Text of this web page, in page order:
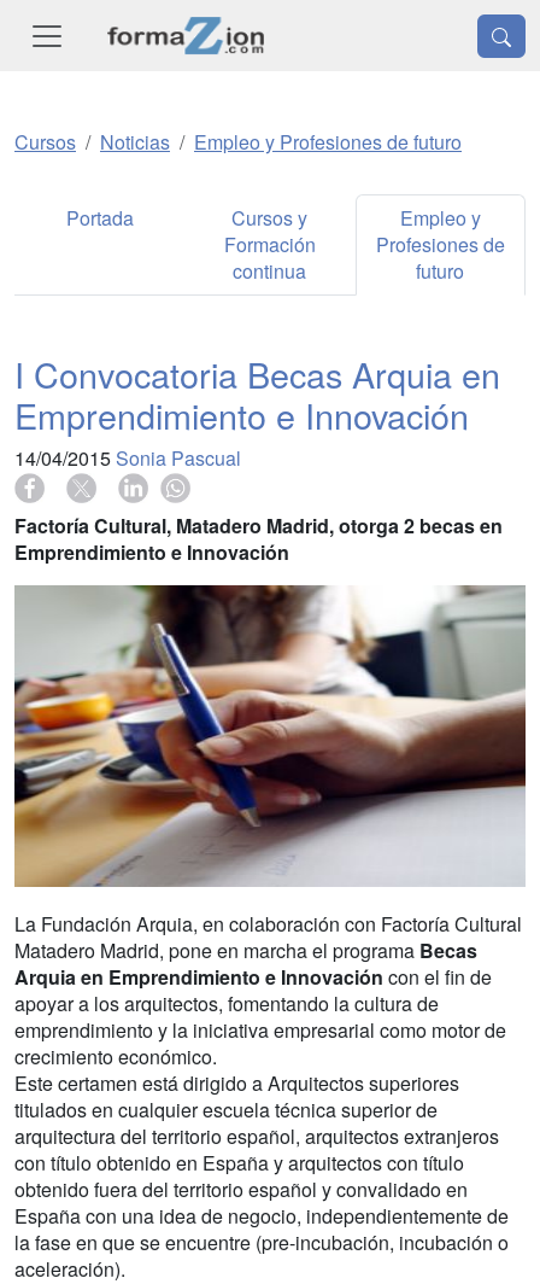
Cursos Noticias Empleo y Profesiones de futuro
Portada
Cursos y
Formación
continua
Empleo y
Profesiones de
futuro
I Convocatoria Becas Arquia en
Emprendimiento e Innovación
14/04/2015 Sonia Pascual
Factoría Cultural, Matadero Madrid, otorga 2 becas en
Emprendimiento e Innovación
La Fundación Arquia, en colaboración con Factoría Cultural
Matadero Madrid, pone en marcha el programa Becas
Arquia en Emprendimiento e Innovación con el fin de
apoyar a los arquitectos, fomentando la cultura de
emprendimiento y la iniciativa empresarial como motor de
crecimiento económico.
Este certamen está dirigido a Arquitectos superiores
titulados en cualquier escuela técnica superior de
arquitectura del territorio español, arquitectos extranjeros
con título obtenido en España y arquitectos con título
obtenido fuera del territorio español y convalidado en
España con una idea de negocio, independientemente de
la fase en que se encuentre (pre-incubación, incubación o
aceleración).